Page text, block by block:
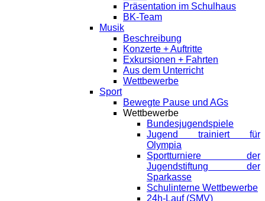
Präsentation im Schulhaus
BK-Team
Musik
Beschreibung
Konzerte + Auftritte
Exkursionen + Fahrten
Aus dem Unterricht
Wettbewerbe
Sport
Bewegte Pause und AGs
Wettbewerbe
Bundesjugendspiele
Jugend trainiert für
Olympia
Sportturniere der
Jugendstiftung der
Sparkasse
Schulinterne Wettbewerbe
24h-Lauf (SMV)